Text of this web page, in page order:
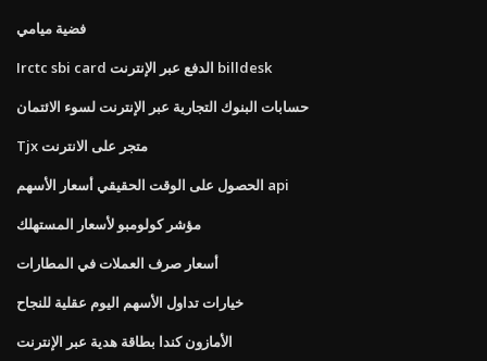
فضية ميامي
Irctc sbi card الدفع عبر الإنترنت billdesk
حسابات البنوك التجارية عبر الإنترنت لسوء الائتمان
Tjx متجر على الانترنت
الحصول على الوقت الحقيقي أسعار الأسهم api
مؤشر كولومبو لأسعار المستهلك
أسعار صرف العملات في المطارات
خيارات تداول الأسهم اليوم عقلية للنجاح
الأمازون كندا بطاقة هدية عبر الإنترنت